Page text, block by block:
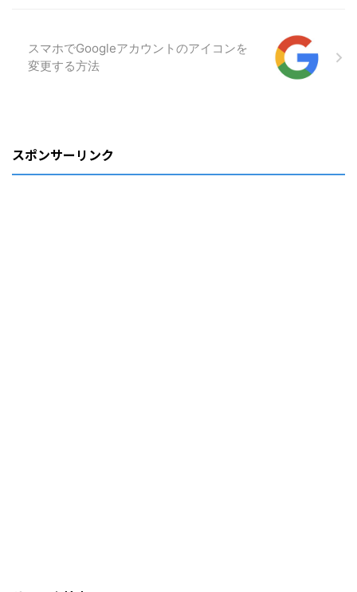
スマホでGoogleアカウントのアイコンを
変更する方法
スポンサーリンク